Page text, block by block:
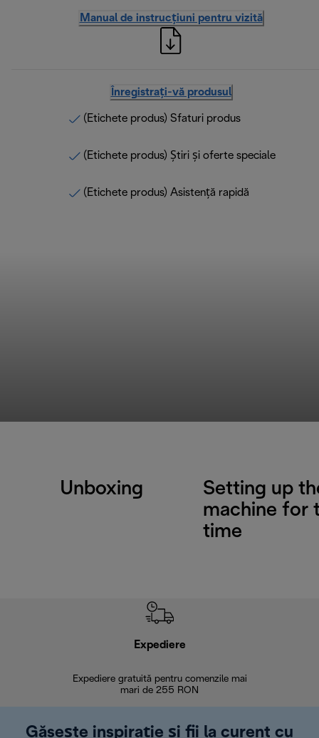
Manual de instrucțiuni pentru vizită
Înregistrați-vă produsul
(Etichete produs) Sfaturi produs
(Etichete produs) Știri și oferte speciale
(Etichete produs) Asistență rapidă
Unboxing
Setting up
machine for
time
Expediere
Expediere gratuită pentru comenzile mai
mari de 255 RON
Găsește inspirație și fii la curent cu